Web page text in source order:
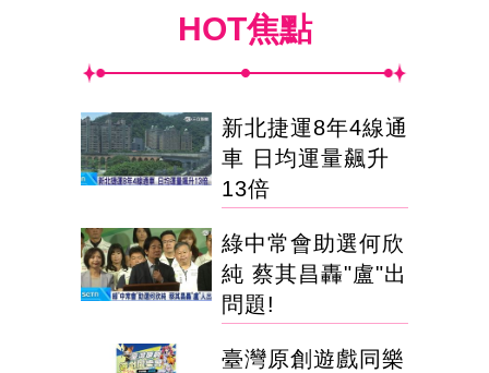
HOT焦點
新北捷運8年4線通
車 日均運量飆升
13倍
綠中常會助選何欣
純 蔡其昌轟"盧"出
問題!
臺灣原創遊戲同樂